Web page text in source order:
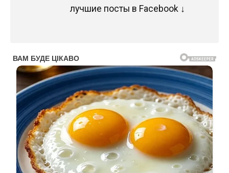
лучшие посты в Facebook ↓